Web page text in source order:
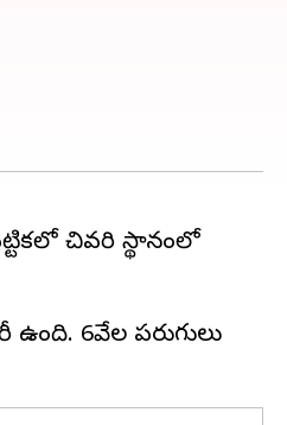
చివరి స్థానంలో
ఉంది. 6వేల పరుగులు